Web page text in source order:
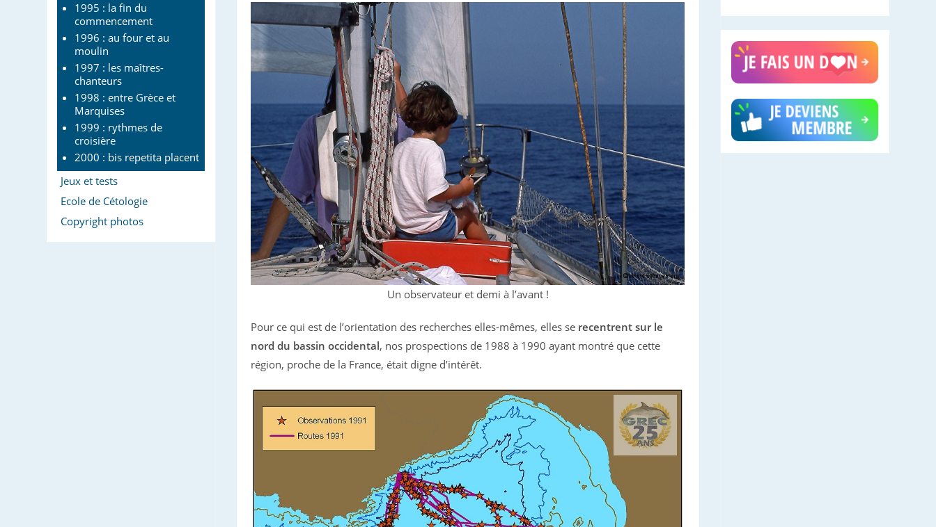
Un observateur et demi à l’avant !
Pour ce qui est de l’orientation des recherches elles-mêmes, elles se recentrent sur le
nord du bassin occidental, nos prospections de 1988 à 1990 ayant montré que cette
région, proche de la France, était digne d’intérêt.
1995 : la fin du
commencement
1996 : au four et au
moulin
1997 : les maîtres-
chanteurs
1998 : entre Grèce et
Marquises
1999 : rythmes de
croisière
2000 : bis repetita placent
Jeux et tests
Ecole de Cétologie
Copyright photos